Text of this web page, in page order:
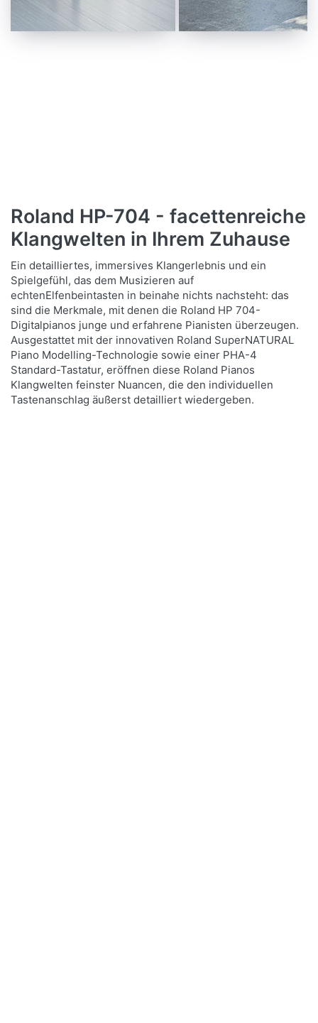
MEHR INFOS MEHR INFOS
Roland HP-704 - facettenreiche
Klangwelten in Ihrem Zuhause
Ein detailliertes, immersives Klangerlebnis und ein
Spielgefühl, das dem Musizieren auf
echtenElfenbeintasten in beinahe nichts nachsteht: das
sind die Merkmale, mit denen die Roland HP 704-
Digitalpianos junge und erfahrene Pianisten überzeugen.
Ausgestattet mit der innovativen Roland SuperNATURAL
Piano Modelling-Technologie sowie einer PHA-4
Standard-Tastatur, eröffnen diese Roland Pianos
Klangwelten feinster Nuancen, die den individuellen
Tastenanschlag äußerst detailliert wiedergeben.